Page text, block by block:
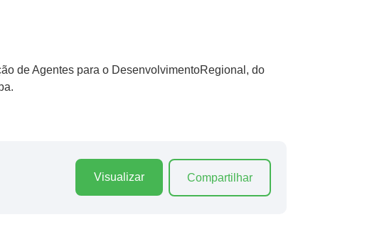
de Agentes para o DesenvolvimentoRegional, do
Visualizar Compartilhar